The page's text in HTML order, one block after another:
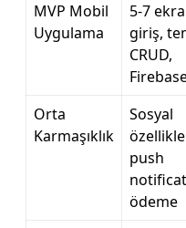
MVP Mobil
Uygulama
5-7
giriş,
CRUD,
Orta
Karmaşıklık
Sosyal
push
ödeme